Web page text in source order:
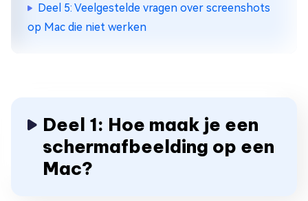
Deel 5: Veelgestelde vragen over screenshots
op Mac die niet werken
Deel 1: Hoe maak je een
schermafbeelding op een
Mac?